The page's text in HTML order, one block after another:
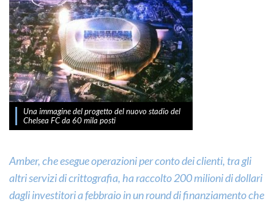
Una immagine del progetto del nuovo stadio del
Chelsea FC da 60 mila posti
Amber, che esegue operazioni per conto dei clienti, tra gli
altri servizi di crittografia, ha raccolto 200 milioni di dollari
dagli investitori a febbraio in un round di finanziamento che